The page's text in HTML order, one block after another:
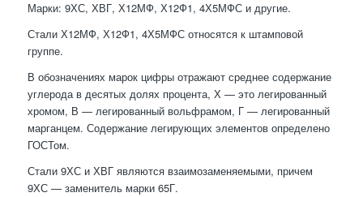
Марки: 9ХС, ХВГ, Х12МФ, Х12Ф1, 4Х5МФС и другие.
Стали Х12МФ, Х12Ф1, 4Х5МФС относятся к штамповой
группе.
В обозначениях марок цифры отражают среднее содержание
углерода в десятых долях процента, Х — это легированный
хромом, В — легированный вольфрамом, Г — легированный
марганцем. Содержание легирующих элементов определено
ГОСТом.
Стали 9ХС и ХВГ являются взаимозаменяемыми, причем
9ХС — заменитель марки 65Г.